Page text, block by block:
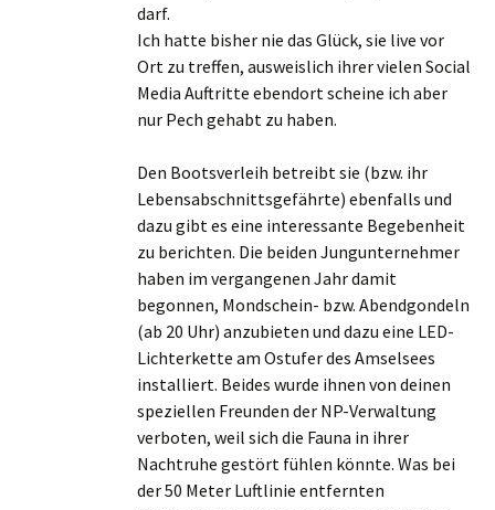
darf.
Ich hatte bisher nie das Glück, sie live vor
Ort zu treffen, ausweislich ihrer vielen Social
Media Auftritte ebendort scheine ich aber
nur Pech gehabt zu haben.
Den Bootsverleih betreibt sie (bzw. ihr
Lebensabschnittsgefährte) ebenfalls und
dazu gibt es eine interessante Begebenheit
zu berichten. Die beiden Jungunternehmer
haben im vergangenen Jahr damit
begonnen, Mondschein- bzw. Abendgondeln
(ab 20 Uhr) anzubieten und dazu eine LED-
Lichterkette am Ostufer des Amselsees
installiert. Beides wurde ihnen von deinen
speziellen Freunden der NP-Verwaltung
verboten, weil sich die Fauna in ihrer
Nachtruhe gestört fühlen könnte. Was bei
der 50 Meter Luftlinie entfernten